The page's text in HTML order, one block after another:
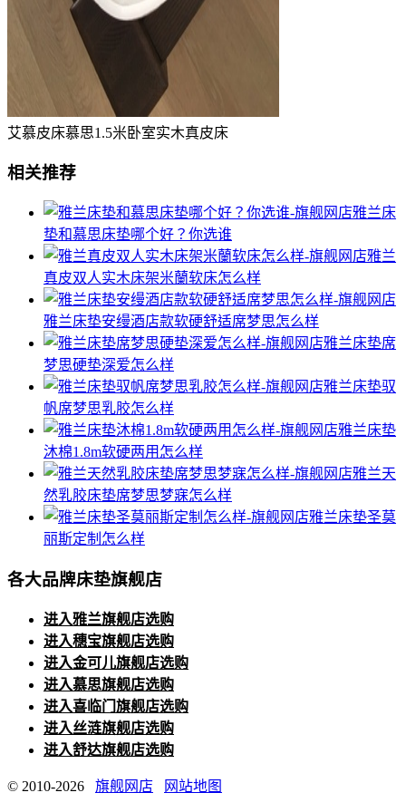
艾慕皮床慕思1.5米卧室实木真皮床
相关推荐
雅兰床
垫和慕思床垫哪个好？你选谁
雅兰
真皮双人实木床架米蘭软床怎么样
雅兰床垫安缦酒店款软硬舒适席梦思怎么样
雅兰床垫席
梦思硬垫深爱怎么样
雅兰床垫驭
帆席梦思乳胶怎么样
雅兰床垫
沐棉1.8m软硬两用怎么样
雅兰天
然乳胶床垫席梦思梦寐怎么样
雅兰床垫圣莫
丽斯定制怎么样
各大品牌床垫旗舰店
进入雅兰旗舰店选购
进入穗宝旗舰店选购
进入金可儿旗舰店选购
进入慕思旗舰店选购
进入喜临门旗舰店选购
进入丝涟旗舰店选购
进入舒达旗舰店选购
© 2010-2026 旗舰网店 网站地图